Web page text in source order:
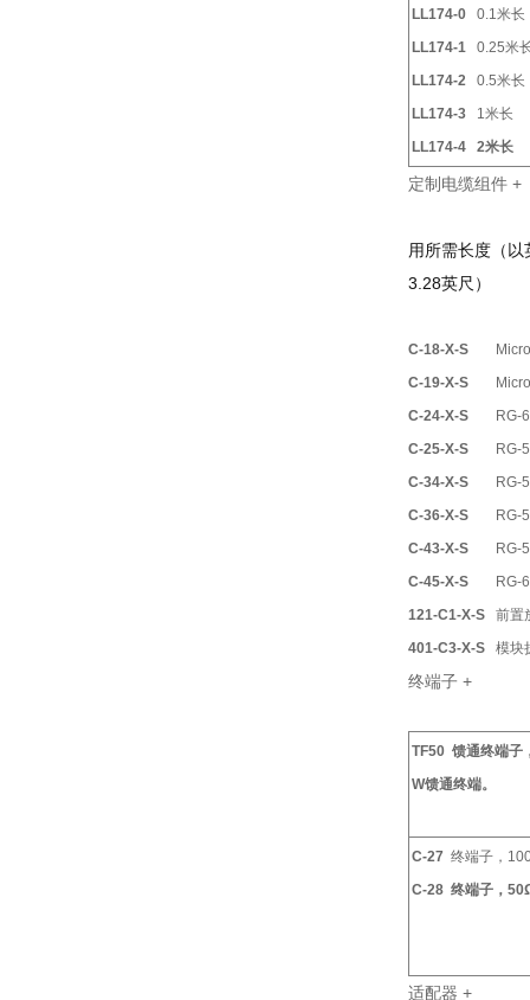
LL174-00.1米长
LL174-10.25米
LL174-20.5米长
LL174-31米长
LL174-42米长
定制电缆组件 +
用所需长度（
3.28英尺）
C-18-X-S
C-19-X-S
C-24-X-S
RG-
C-25-X-S
RG-
C-34-X-S
RG-
C-36-X-S
RG-
C-43-X-S
RG-
C-45-X-S
RG-
121-C1-X-S
前置
401-C3-X-S 模块
终端子 +
TF50 馈通终端子
W馈通终端。
C-27 终端子，
C-28 终端子， 50
适配器 +